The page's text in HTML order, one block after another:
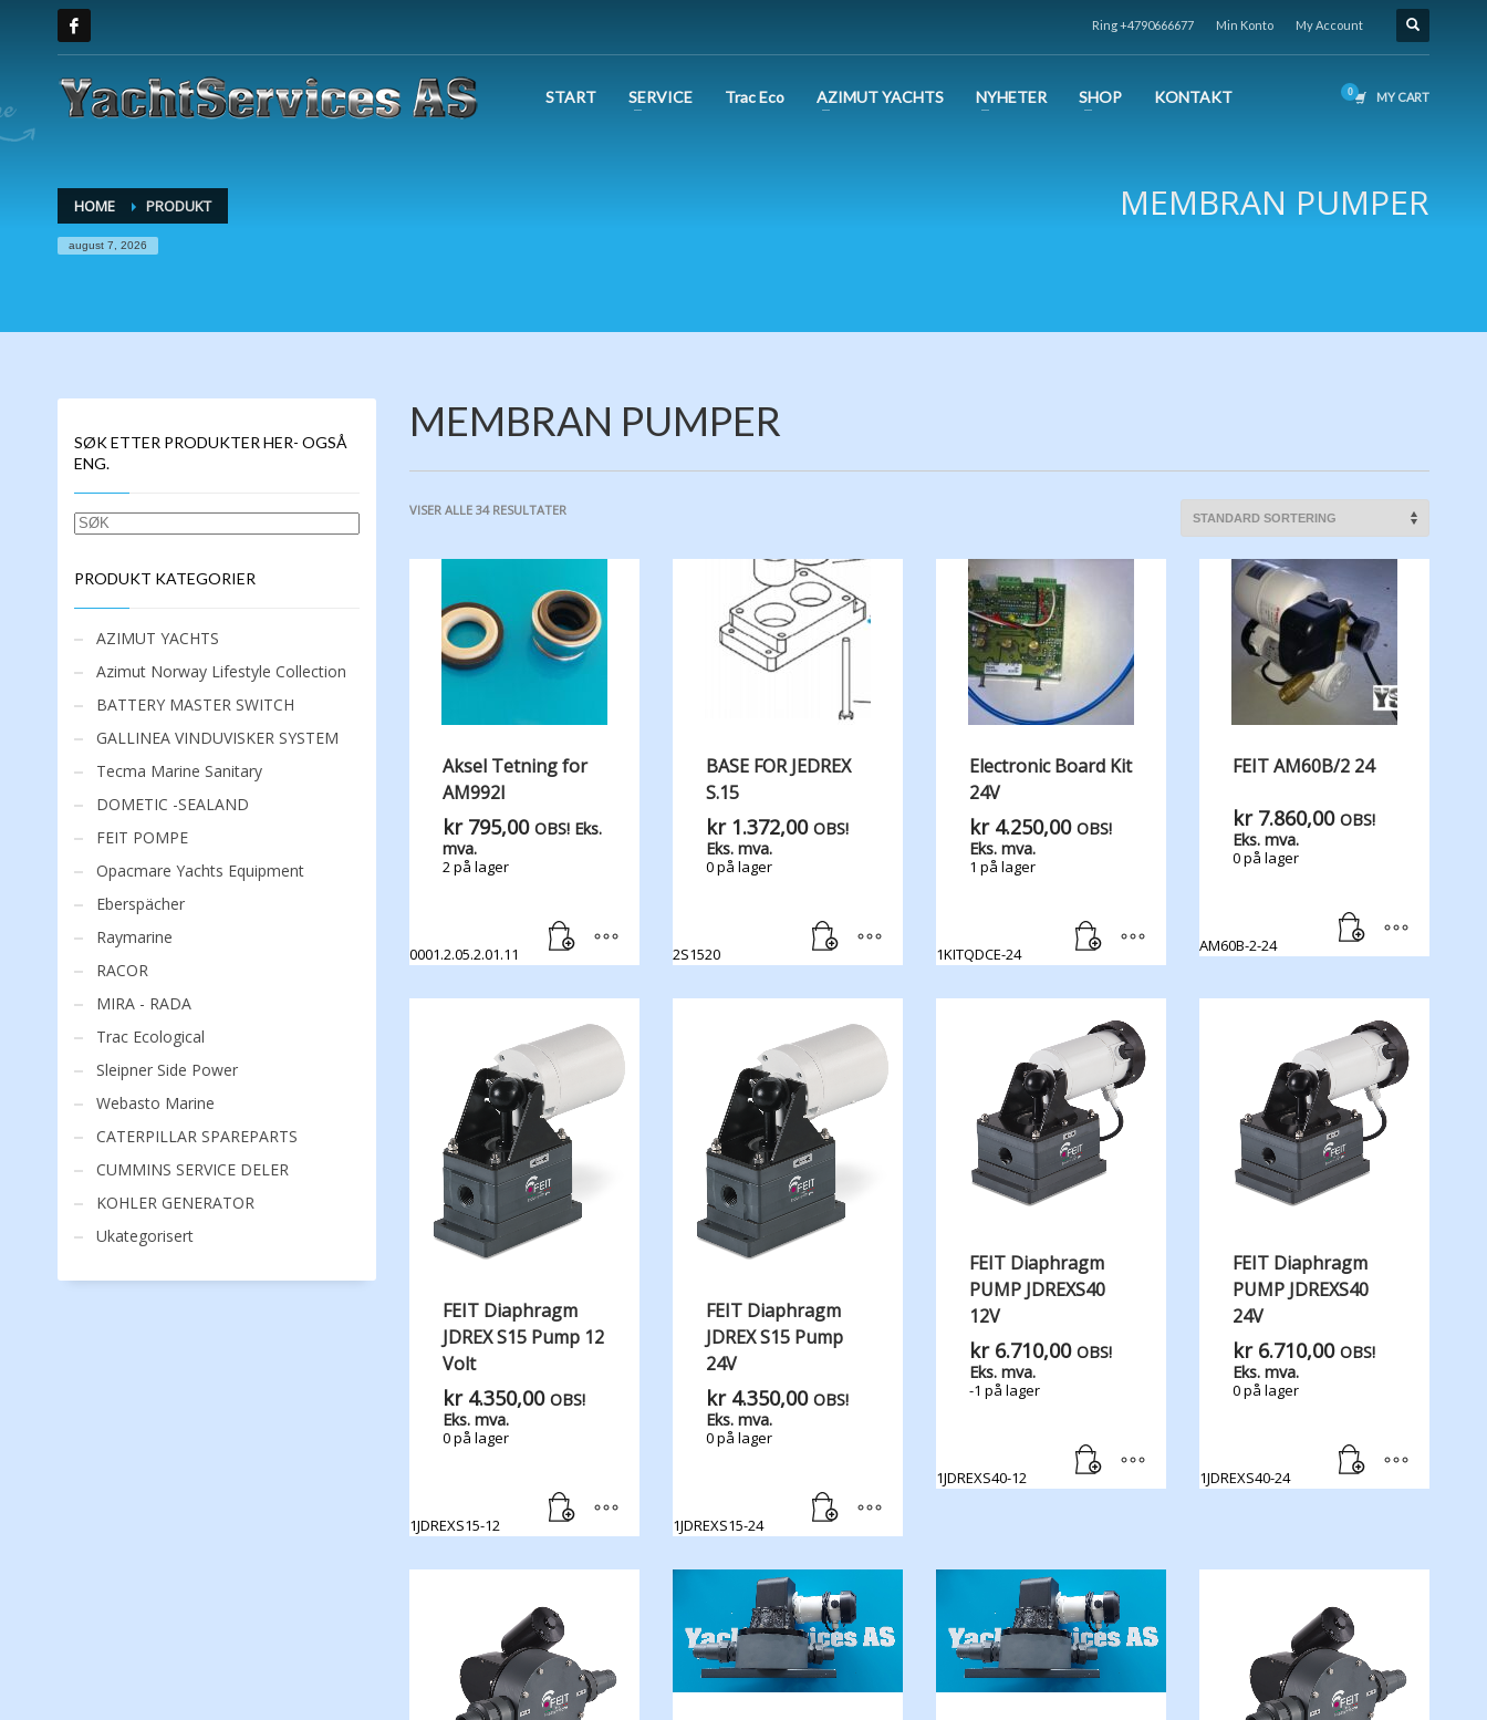
Ring +4790666677 Min Konto My Account
START SERVICE Trac Eco AZIMUT YACHTS NYHETER SHOP KONTAKT MY CART
HOME PRODUKT
august 7, 2026
MEMBRAN PUMPER
MEMBRAN PUMPER
VISER ALLE 34 RESULTATER
Aksel Tetning for
AM992I
kr795,00 OBS! Eks.
mva.
2 på lager
0001.2.05.2.01.11
BASE FOR JEDREX
S.15
kr1.372,00 OBS!
Eks. mva.
0 på lager
2S1520
Electronic Board Kit
24V
kr4.250,00 OBS!
Eks. mva.
1 på lager
1KITQDCE-24
FEIT AM60B/2 24
kr7.860,00 OBS!
Eks. mva.
0 på lager
AM60B-2-24
FEIT Diaphragm
JDREX S15 Pump 12
Volt
kr4.350,00 OBS!
Eks. mva.
0 på lager
1JDREXS15-12
FEIT Diaphragm
JDREX S15 Pump
24V
kr4.350,00 OBS!
Eks. mva.
0 på lager
1JDREXS15-24
FEIT Diaphragm
PUMP JDREXS40
12V
kr6.710,00 OBS!
Eks. mva.
-1 på lager
1JDREXS40-12
FEIT Diaphragm
PUMP JDREXS40
24V
kr6.710,00 OBS!
Eks. mva.
0 på lager
1JDREXS40-24
SØK ETTER PRODUKTER HER- OGSÅ
ENG.
SØK
PRODUKT KATEGORIER
AZIMUT YACHTS
Azimut Norway Lifestyle Collection
BATTERY MASTER SWITCH
GALLINEA VINDUVISKER SYSTEM
Tecma Marine Sanitary
DOMETIC -SEALAND
FEIT POMPE
Opacmare Yachts Equipment
Eberspächer
Raymarine
RACOR
MIRA - RADA
Trac Ecological
Sleipner Side Power
Webasto Marine
CATERPILLAR SPAREPARTS
CUMMINS SERVICE DELER
KOHLER GENERATOR
Ukategorisert